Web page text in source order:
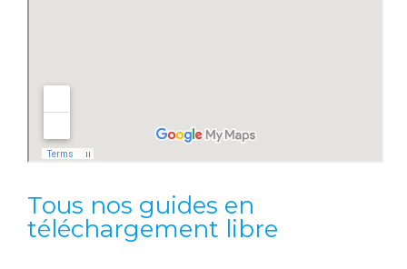
Tous nos guides en
téléchargement libre